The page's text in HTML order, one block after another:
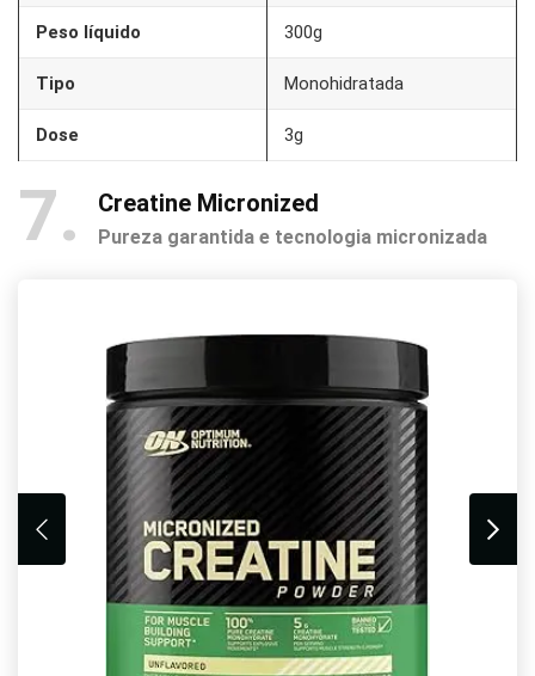
Peso líquido 300g
Tipo Monohidratada
Dose 3g
7 Creatine Micronized
Pureza garantida e tecnologia micronizada